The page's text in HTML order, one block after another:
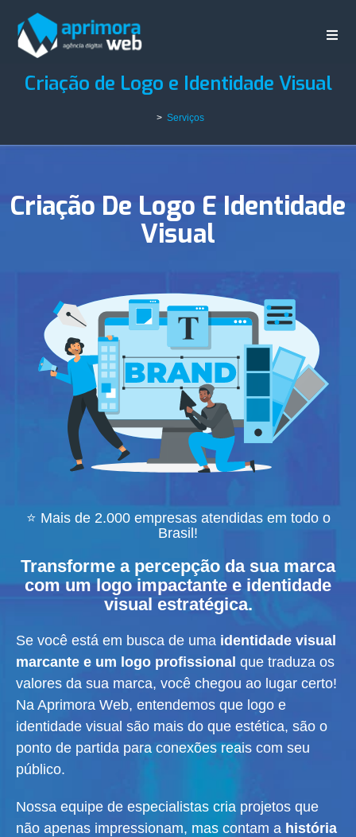
Criação de Logo e Identidade Visual
> Serviços
Criação De Logo E Identidade
Visual
⭐ Mais de 2.000 empresas atendidas em todo o
Brasil!
Transforme a percepção da sua marca
com um logo impactante e identidade
visual estratégica.
Se você está em busca de uma identidade visual
marcante e um logo profissional que traduza os
valores da sua marca, você chegou ao lugar certo!
Na Aprimora Web, entendemos que logo e
identidade visual são mais do que estética, são o
ponto de partida para conexões reais com seu
público.
Nossa equipe de especialistas cria projetos que
não apenas impressionam, mas contam a história